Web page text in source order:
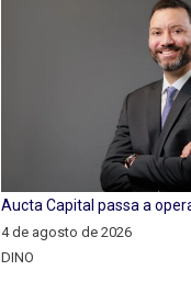
Aucta Capital passa a
4 de agosto de 2026
DINO